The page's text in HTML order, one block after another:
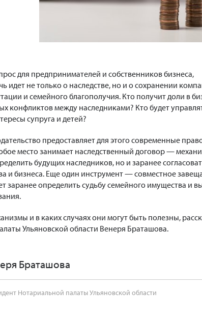
для предпринимателей и собственников бизнеса,
идет не только о наследстве, но и о сохранении
и семейного благополучия. Кто получит доли в
конфликтов между наследниками? Кто будет
супруга и детей?
предоставляет для этого современные
место занимает наследственный договор —
будущих наследников, но и заранее
и бизнеса. Еще один инструмент — совместное
заранее определить судьбу семейного имущества и
и в каких случаях они могут быть полезны,
Ульяновской области Венеря Браташова.
Браташова
Нотариальной палаты Ульяновской области